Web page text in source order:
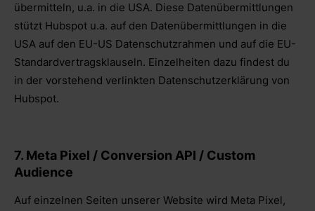
übermitteln, u.a. in die USA. Diese Datenübermittlungen
stützt Hubspot u.a. auf den Datenübermittlungen in die
USA auf den EU-US Datenschutzrahmen und auf die EU-
Standardvertragsklauseln. Einzelheiten dazu findest du
in der vorstehend verlinkten Datenschutzerklärung von
Hubspot.
7. Meta Pixel / Conversion API / Custom
Audience
Auf einzelnen Seiten unserer Website wird Meta Pixel,